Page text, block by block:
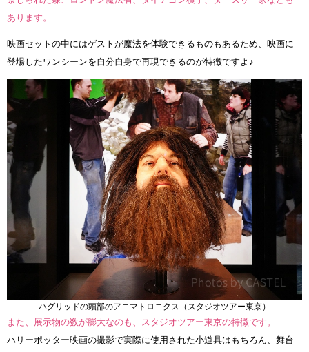
あります。
映画セットの中にはゲストが魔法を体験できるものもあるため、映画に
登場したワンシーンを自分自身で再現できるのが特徴ですよ♪
ハグリッドの頭部のアニマトロニクス（スタジオツアー東京）
また、展示物の数が膨大なのも、スタジオツアー東京の特徴です。
ハリーポッター映画の撮影で実際に使用された小道具はもちろん、舞台